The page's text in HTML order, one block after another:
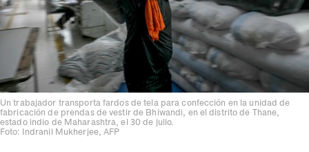
Un trabajador transporta fardos de tela para confección en la unidad de
fabricación de prendas de vestir de Bhiwandi, en el distrito de Thane,
estado indio de Maharashtra, el 30 de julio.
Foto: Indranil Mukherjee, AFP